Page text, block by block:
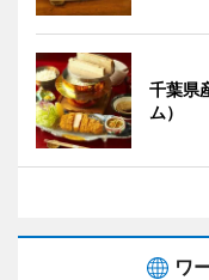
千葉県
ム）
ワ